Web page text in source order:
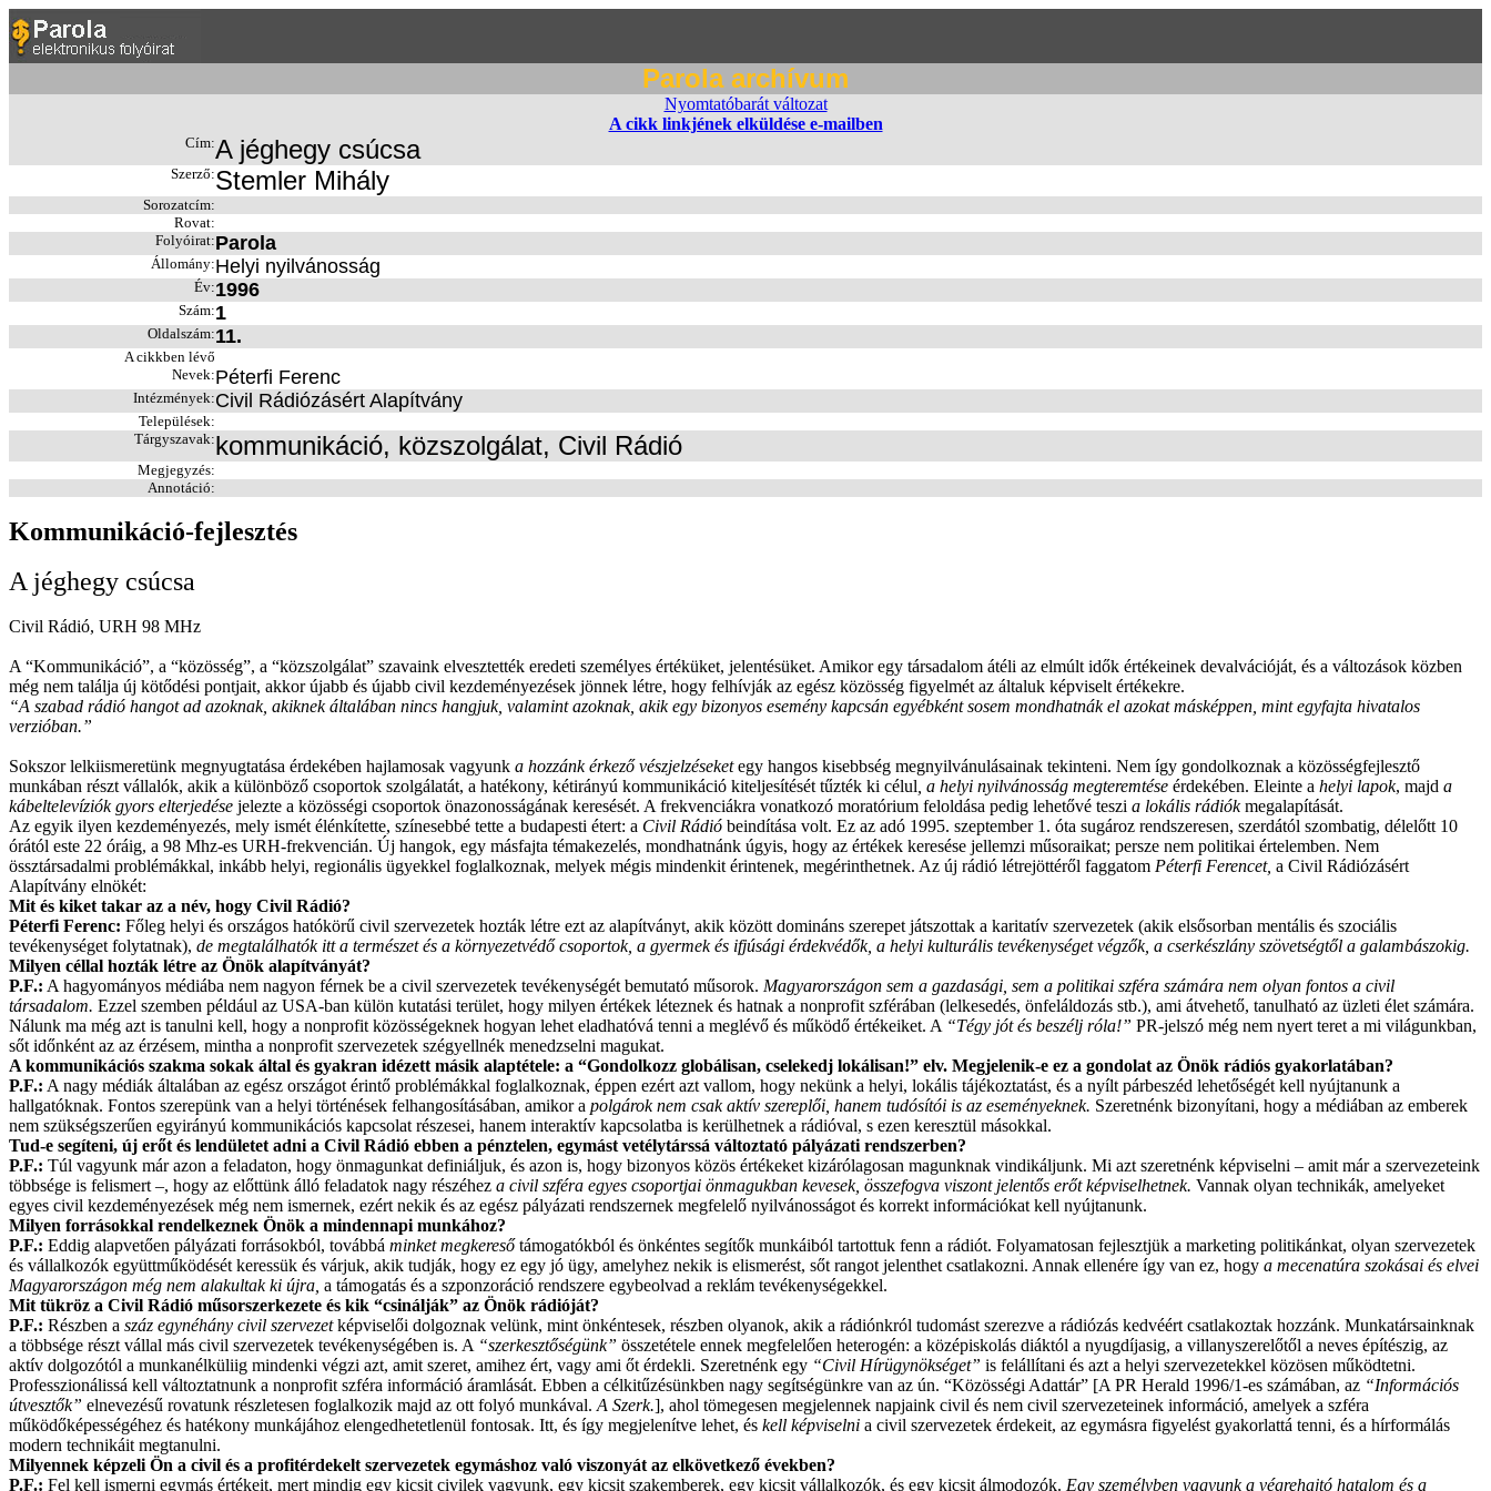
Parola archívum
Nyomtatóbarát változat
A cikk linkjének elküldése e-mailben
Cím:A jéghegy csúcsa
Szerző:Stemler Mihály
Sorozatcím:
Rovat:
Folyóirat:Parola
Állomány:Helyi nyilvánosság
Év:1996
Szám:1
Oldalszám:11.
A cikkben lévő
Nevek:Péterfi Ferenc
Intézmények:Civil Rádiózásért Alapítvány
Települések:
Tárgyszavak:kommunikáció, közszolgálat, Civil Rádió
Megjegyzés:
Annotáció:
Kommunikáció-fejlesztés
A jéghegy csúcsa
Civil Rádió, URH 98 MHz
A “Kommunikáció”, a “közösség”, a “közszolgálat” szavaink elvesztették eredeti személyes értéküket, jelentésüket. Amikor egy társadalom átéli az elmúlt idők értékeinek devalvációját, és a változások közben
még nem találja új kötődési pontjait, akkor újabb és újabb civil kezdeményezések jönnek létre, hogy felhívják az egész közösség figyelmét az általuk képviselt értékekre.
“A szabad rádió hangot ad azoknak, akiknek általában nincs hangjuk, valamint azoknak, akik egy bizonyos esemény kapcsán egyébként sosem mondhatnák el azokat másképpen, mint egyfajta hivatalos
verzióban.”
Sokszor lelkiismeretünk megnyugtatása érdekében hajlamosak vagyunk a hozzánk érkező vészjelzéseketegy hangos kisebbség megnyilvánulásainak tekinteni. Nem így gondolkoznak a közösségfejlesztő
munkában részt vállalók, akik a különböző csoportok szolgálatát, a hatékony, kétirányú kommunikáció kiteljesítését tűzték ki célul , a helyi nyilvánosság megteremtése érdekében. Eleinte a helyi lapok, majd a
kábeltelevíziók gyors elterjedése jelezte a közösségi csoportok önazonosságának keresését. A frekvenciákra vonatkozó moratórium feloldása pedig lehetővé teszi a lokális rádiókmegalapítását.
Az egyik ilyen kezdeményezés, mely ismét élénkítette, színesebbé tette a budapesti étert: a Civil Rádió beindítása volt. Ez az adó 1995. szeptember 1. óta sugároz rendszeresen, szerdától szombatig, délelőtt 10
órától este 22 óráig, a 98 Mhz-es URH-frekvencián. Új hangok, egy másfajta témakezelés, mondhatnánk úgyis, hogy az értékek keresése jellemzi műsoraikat; persze nem politikai értelemben. Nem
össztársadalmi problémákkal, inkább helyi, regionális ügyekkel foglalkoznak, melyek mégis mindenkit érintenek, megérinthetnek. Az új rádió létrejöttéről faggatom Péterfi Ferencet, a Civil Rádiózásért
Alapítvány elnökét:
Mit és kiket takar az a név, hogy Civil Rádió?
Péterfi Ferenc: Főleg helyi és országos hatókörű civil szervezetek hozták létre ezt az alapítványt, akik között domináns szerepet játszottak a karitatív szervezetek (akik elsősorban mentális és szociális
tevékenységet folytatnak), de megtalálhatók itt a természet és a környezetvédőcsoportok, a gyermek és ifjúsági érdekvédők, a helyi kulturális tevékenységet végzők, a cserkészlány szövetségtől a galambászokig.
Milyen céllal hozták létre az Önök alapítványát?
P.F.: A hagyományos médiába nem nagyon férnek be a civil szervezetek tevékenységét bemutató műsorok. Magyarországon sem a gazdasági, sem a politikai szféra számára nem olyan fontos a civil
társadalom. Ezzel szemben például az USA-ban külön kutatási terület, hogy milyen értékek léteznek és hatnak a nonprofit szférában (lelkesedés, önfeláldozás stb.), ami átvehető, tanulható az üzleti élet számára.
Nálunk ma még azt is tanulni kell, hogy a nonprofit közösségeknek hogyan lehet eladhatóvá tenni a meglévő és működő értékeiket. A “Tégy jót és beszélj róla!” PR-jelszó még nem nyert teret a mi világunkban,
sőt időnként az az érzésem, mintha a nonprofit szervezetek szégyellnék menedzselni magukat.
A kommunikációs szakma sokak által és gyakran idézett másik alaptétele: a “Gondolkozz globálisan, cselekedj lokálisan!” elv. Megjelenik-e ez a gondolat az Önök rádiós gyakorlatában?
P.F.: A nagy médiák általában az egész országot érintő problémákkal foglalkoznak, éppen ezért azt vallom, hogy nekünk a helyi, lokális tájékoztatást, és a nyílt párbeszéd lehetőségét kell nyújtanunk a
hallgatóknak. Fontos szerepünk van a helyi történések felhangosításában, amikor a polgárok nem csak aktív szereplői, hanem tudósítói is az eseményeknek. Szeretnénk bizonyítani, hogy a médiában az emberek
nem szükségszerűen egyirányú kommunikációs kapcsolat részesei, hanem interaktív kapcsolatba is kerülhetnek a rádióval, s ezen keresztül másokkal.
Tud-e segíteni, új erőt és lendületet adni a Civil Rádió ebben a pénztelen, egymást vetélytárssá változtató pályázati rendszerben?
P.F.: Túl vagyunk már azon a feladaton, hogy önmagunkat definiáljuk, és azon is, hogy bizonyos közös értékeket kizárólagosan magunknak vindikáljunk. Mi azt szeretnénk képviselni – amit már a szervezeteink
többsége is felismert –, hogy az előttünk álló feladatok nagy részéhez a civil szféra egyes csoportjai önmagukban kevesek, összefogva viszont jelentős erőt képviselhetnek. Vannak olyan technikák, amelyeket
egyes civil kezdeményezések még nem ismernek, ezért nekik és az egész pályázati rendszernek megfelelő nyilvánosságot és korrekt információkat kell nyújtanunk.
Milyen forrásokkal rendelkeznek Önök a mindennapi munkához?
P.F.: Eddig alapvetően pályázati forrásokból, továbbá minket megkeresőtámogatókból és önkéntes segítők munkáiból tartottuk fenn a rádiót. Folyamatosan fejlesztjük a marketing politikánkat, olyan szervezetek
és vállalkozók együttműködését keressük és várjuk, akik tudják, hogy ez egy jó ügy, amelyhez nekik is elismerést, sőt rangot jelenthet csatlakozni. Annak ellenére így van ez, hogy a mecenatúra szokásai és elvei
Magyarországon még nem alakultak ki újra, a támogatás és a szponzoráció rendszere egybeolvad a reklám tevékenységekkel.
Mit tükröz a Civil Rádió műsorszerkezete és kik “csinálják” az Önök rádióját?
P.F.: Részben a száz egynéhány civil szervezetképviselői dolgoznak velünk, mint önkéntesek, részben olyanok, akik a rádiónkról tudomást szerezve a rádiózás kedvéért csatlakoztak hozzánk. Munkatársainknak
a többsége részt vállal más civil szervezetek tevékenységében is. A “szerkesztőségünk” összetétele ennek megfelelően heterogén: a középiskolás diáktól a nyugdíjasig, a villanyszerelőtől a neves építészig, az
aktív dolgozótól a munkanélküliig mindenki végzi azt, amit szeret, amihez ért, vagy ami őt érdekli. Szeretnénk egy “Civil Hírügynökséget” is felállítani és azt a helyi szervezetekkel közösen működtetni.
Professzionálissá kell változtatnunk a nonprofit szféra információ áramlását. Ebben a célkitűzésünkben nagy segítségünkre van az ún. “Közösségi Adattár” [A PR Herald 1996/1-es számában, az “Információs
útvesztők” elnevezésű rovatunk részletesen foglalkozik majd az ott folyó munkával. A Szerk.], ahol tömegesen megjelennek napjaink civil és nem civil szervezeteinek információ, amelyek a szféra
működőképességéhez és hatékony munkájához elengedhetetlenül fontosak. Itt, és így megjelenítve lehet, és kell képviselni a civil szervezetek érdekeit, az egymásra figyelést gyakorlattá tenni, és a hírformálás
modern technikáit megtanulni.
Milyennek képzeli Ön a civil és a profitérdekelt szervezetek egymáshoz való viszonyát az elkövetkező években?
P.F.: Fel kell ismerni egymás értékeit, mert mindig egy kicsit civilek vagyunk, egy kicsit szakemberek, egy kicsit vállalkozók, és egy kicsit álmodozók. Egy személyben vagyunk a végrehajtó hatalom és a